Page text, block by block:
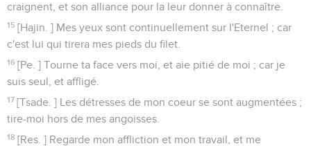
craignent, et son alliance pour la leur donner à connaître.
15 [Hajin. ] Mes yeux sont continuellement sur l'Eternel ; car
c'est lui qui tirera mes pieds du filet.
16 [Pe. ] Tourne ta face vers moi, et aie pitié de moi ; car je
suis seul, et affligé.
17 [Tsade. ] Les détresses de mon coeur se sont augmentées ;
tire-moi hors de mes angoisses.
18 [Res. ] Regarde mon affliction et mon travail, et me